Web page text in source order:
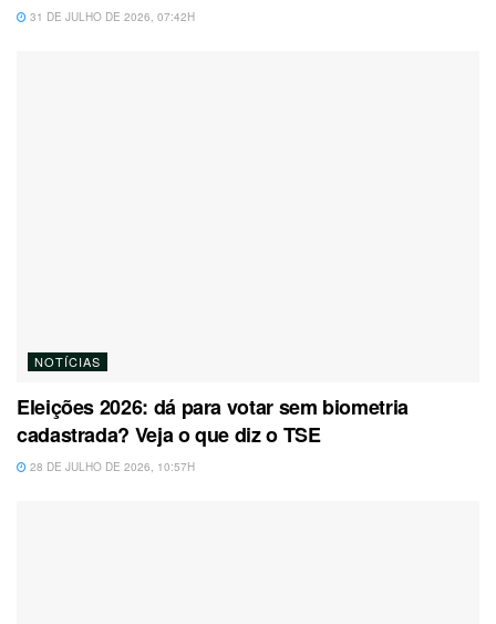
31 DE JULHO DE 2026, 07:42H
NOTÍCIAS
Eleições 2026: dá para votar sem biometria
cadastrada? Veja o que diz o TSE
28 DE JULHO DE 2026, 10:57H